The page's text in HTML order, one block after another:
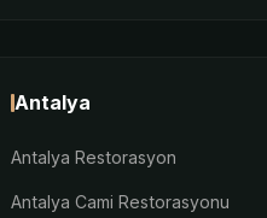
Antalya
Antalya Restorasyon
Antalya Cami Restorasyonu